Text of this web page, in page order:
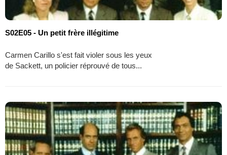
S02E05 - Un petit frère illégitime
Carmen Carillo s'est fait violer sous les yeux
de Sackett, un policier réprouvé de tous...